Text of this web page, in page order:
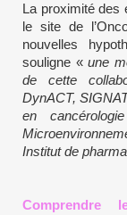
La proximité des
le site de
nouvelles
souligne «une
de cette
DynACT,
en
Institut de
Comprendre